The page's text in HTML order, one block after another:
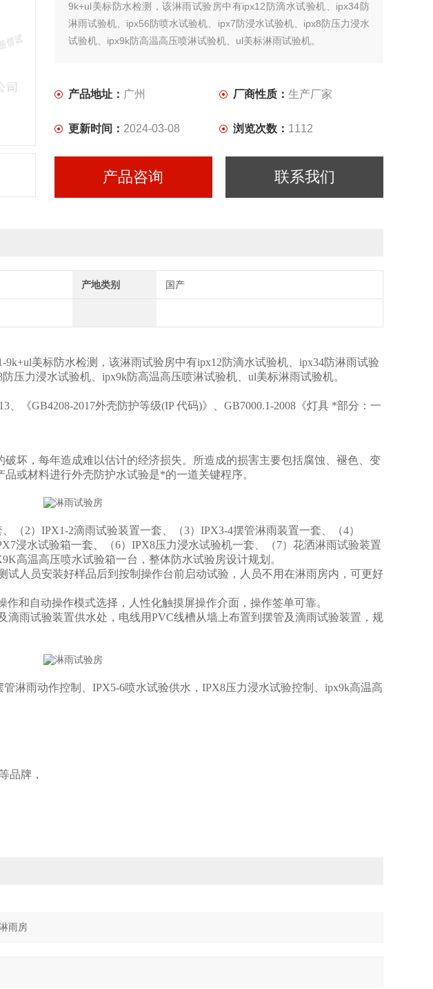
9k+ul美标防水检测，该淋雨试验房中有ipx12防滴水试验机、ipx34防
淋雨试验机、ipx56防喷水试验机、ipx7防浸水试验机、ipx8防压力浸水
试验机、ipx9k防高温高压喷淋试验机、ul美标淋雨试验机。
产品地址： 广州 厂商性质： 生产厂家
更新时间： 2024-03-08 浏览次数： 1112
产品咨询 联系我们
产地类别 国产
9k+ul美标防水检测，该淋雨试验房中有ipx12防滴水试验机、ipx34防淋雨试验
压力浸水试验机、ipx9k防高温高压喷淋试验机、ul美标淋雨试验机。
、《GB4208-2017外壳防护等级(IP 代码)》、GB7000.1-2008《灯具 *部分：一
坏，每年造成难以估计的经济损失。所造成的损害主要包括腐蚀、褪色、变
或材料进行外壳防护水试验是*的一道关键程序。
（2）IPX1-2滴雨试验装置一套、（3）IPX3-4摆管淋雨装置一套、（4）
浸水试验箱一套、（6）IPX8压力浸水试验机一套、（7）花洒淋雨试验装置
高温高压喷水试验箱一台，整体防水试验房设计规划。
试人员安装好样品后到按制操作台前启动试验，人员不用在淋雨房内，可更好
和自动操作模式选择，人性化触摸屏操作介面，操作签单可靠。
滴雨试验装置供水处，电线用PVC线槽从墙上布置到摆管及滴雨试验装置，规
淋雨动作控制、IPX5-6喷水试验供水，IPX8压力浸水试验控制、ipx9k高温高
品牌，